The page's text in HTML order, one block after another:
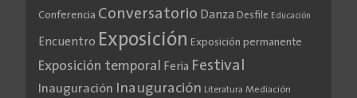
Conferencia Conversatorio Danza Desfile Educación
Encuentro Exposición Exposición permanente
Exposición temporal Feria Festival
Inauguración Inauguración Literatura Mediación